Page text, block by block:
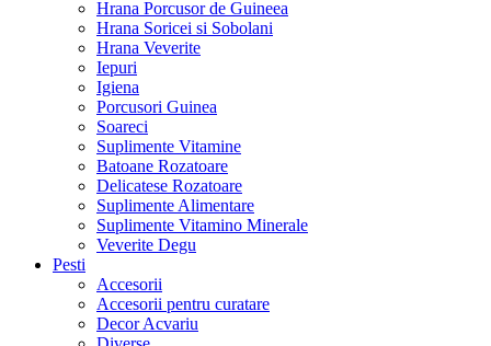
Hrana Porcusor de Guineea
Hrana Soricei si Sobolani
Hrana Veverite
Iepuri
Igiena
Porcusori Guinea
Soareci
Suplimente Vitamine
Batoane Rozatoare
Delicatese Rozatoare
Suplimente Alimentare
Suplimente Vitamino Minerale
Veverite Degu
Pesti
Accesorii
Accesorii pentru curatare
Decor Acvariu